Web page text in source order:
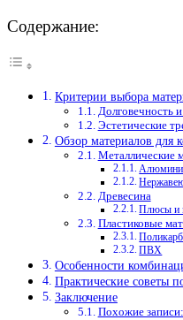
Содержание:
Критерии выбора
Долговечность
Эстетические
Обзор материалов для
Металлические
Древесина
Плюсы и
Пластиковые
ПВХ
Особенности
Практические советы
Заключение
Похожие записи: